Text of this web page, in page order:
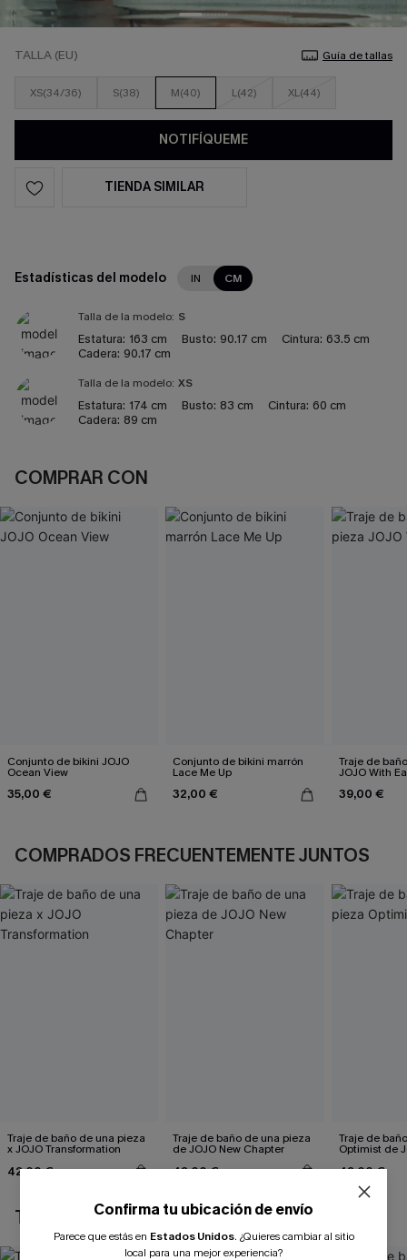
TALLA (EU) Guía de tallas
XS(34/36) S(38) M(40) L(42) XL(44)
NOTIFÍQUEME
TIENDA SIMILAR
Estadísticas del modelo IN CM
Talla de la modelo: S
Estatura: 163 cm Busto: 90.17 cm Cintura: 63.5 cm
Cadera: 90.17 cm
Talla de la modelo: XS
Estatura: 174 cm Busto: 83 cm Cintura: 60 cm
Cadera: 89 cm
COMPRAR CON
Conjunto de bikini JOJO
Ocean View
35,00 €
Conjunto de bikini marrón
Lace Me Up
32,00 €
Traje de
JOJO With
39,00 €
COMPRADOS FRECUENTEMENTE JUNTOS
Traje de baño de una pieza
x JOJO Transformation
42,00 €
Traje de baño de una pieza
de JOJO New Chapter
42,00 €
Traje de
Optimist de
42,00 €
TAMBIÉN TE PUEDE GUSTAR
Confirma tu ubicación de envío
Parece que estás en Estados Unidos. ¿Quieres cambiar al sitio
local para una mejor experiencia?